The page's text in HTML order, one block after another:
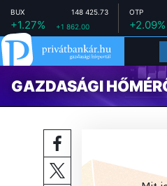
BUX 148 425.73
+1.27% +1 862.00
OTP
+2.09%
GAZDASÁGI